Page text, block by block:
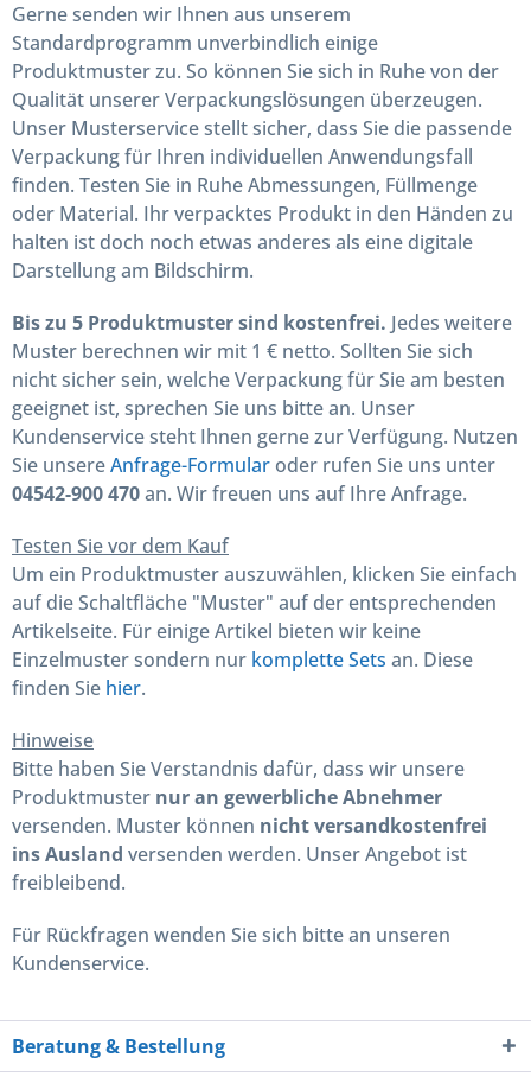
Gerne senden wir Ihnen aus unserem
Standardprogramm unverbindlich einige
Produktmuster zu. So können Sie sich in Ruhe von der
Qualität unserer Verpackungslösungen überzeugen.
Unser Musterservice stellt sicher, dass Sie die passende
Verpackung für Ihren individuellen Anwendungsfall
finden. Testen Sie in Ruhe Abmessungen, Füllmenge
oder Material. Ihr verpacktes Produkt in den Händen zu
halten ist doch noch etwas anderes als eine digitale
Darstellung am Bildschirm.
Bis zu 5 Produktmuster sind kostenfrei. Jedes weitere
Muster berechnen wir mit 1 € netto. Sollten Sie sich
nicht sicher sein, welche Verpackung für Sie am besten
geeignet ist, sprechen Sie uns bitte an. Unser
Kundenservice steht Ihnen gerne zur Verfügung. Nutzen
Sie unsereAnfrage-Formular oder rufen Sie uns unter
04542-900 470an. Wir freuen uns auf Ihre Anfrage.
Testen Sie vor dem Kauf
Um ein Produktmuster auszuwählen, klicken Sie einfach
auf die Schaltfläche "Muster" auf der entsprechenden
Artikelseite. Für einige Artikel bieten wir keine
Einzelmuster sondern nur komplette Sets an. Diese
finden Sie hier.
Hinweise
Bitte haben Sie Verstandnis dafür, dass wir unsere
Produktmuster nur an gewerbliche Abnehmer
versenden. Muster können nicht versandkostenfrei
ins Ausland versenden werden. Unser Angebot ist
freibleibend.
Für Rückfragen wenden Sie sich bitte an unseren
Kundenservice.
Beratung & Bestellung